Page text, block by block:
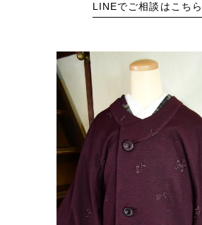
LINEでご相談はこちら